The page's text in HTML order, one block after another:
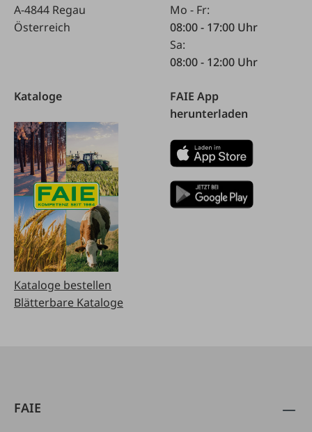
A-4844 Regau
Österreich
Mo - Fr:
08:00 - 17:00 Uhr
Sa:
08:00 - 12:00 Uhr
Kataloge
Kataloge bestellen
Blätterbare Kataloge
FAIE App
herunterladen
FAIE